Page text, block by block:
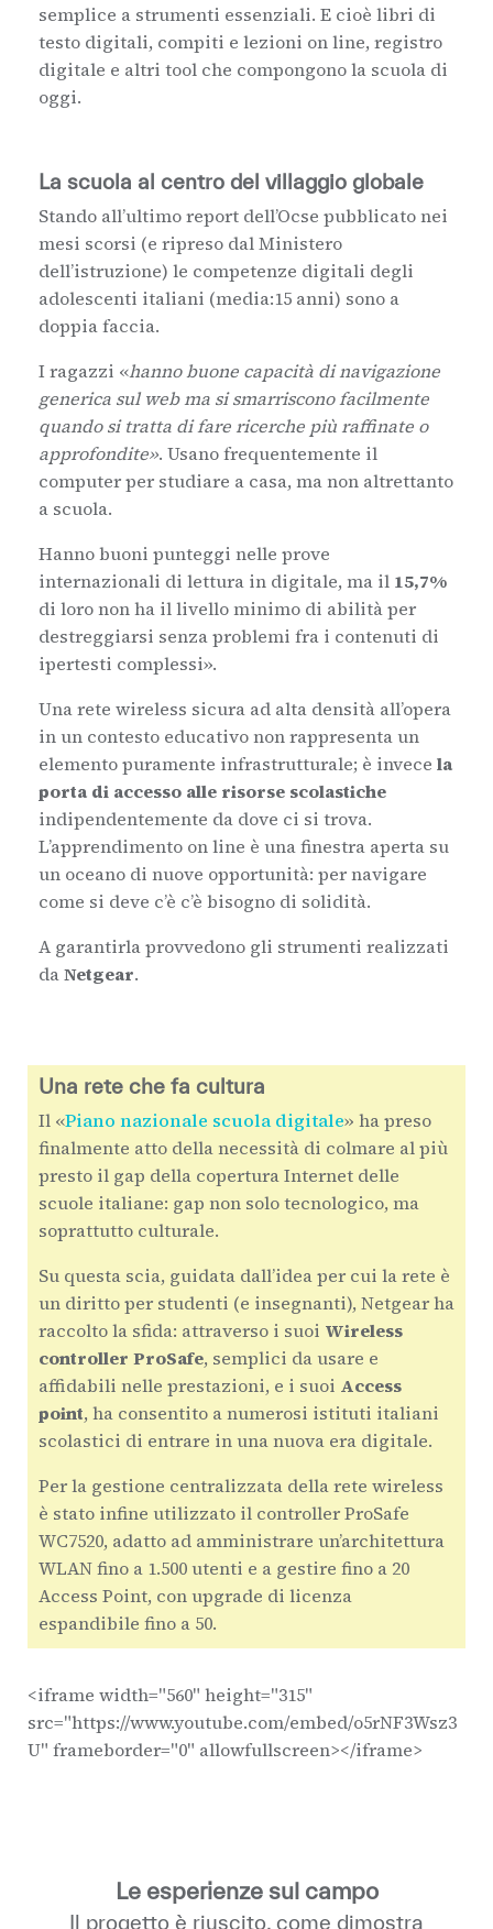
semplice a strumenti essenziali. E cioè libri di
testo digitali, compiti e lezioni on line, registro
digitale e altri tool che compongono la scuola di
oggi.
La scuola al centro del villaggio globale
Stando all’ultimo report dell’Ocse pubblicato nei
mesi scorsi (e ripreso dal Ministero
dell’istruzione) le competenze digitali degli
adolescenti italiani (media:15 anni) sono a
doppia faccia.
I ragazzi «hanno buone capacità di navigazione
generica sul web ma si smarriscono facilmente
quando si tratta di fare ricerche più raffinate o
approfondite». Usano frequentemente il
computer per studiare a casa, ma non altrettanto
a scuola.
Hanno buoni punteggi nelle prove
internazionali di lettura in digitale, ma il 15,7%
di loro non ha il livello minimo di abilità per
destreggiarsi senza problemi fra i contenuti di
ipertesti complessi».
Una rete wireless sicura ad alta densità all’opera
in un contesto educativo non rappresenta un
elemento puramente infrastrutturale; è invece la
porta di accesso alle risorse scolastiche
indipendentemente da dove ci si trova.
L’apprendimento on line è una finestra aperta su
un oceano di nuove opportunità: per navigare
come si deve c’è c’è bisogno di solidità.
A garantirla provvedono gli strumenti realizzati
daNetgear.
Una rete che fa cultura
Il «Piano nazionale scuola digitale» ha preso
finalmente atto della necessità di colmare al più
presto il gap della copertura Internet delle
scuole italiane: gap non solo tecnologico, ma
soprattutto culturale.
Su questa scia, guidata dall’idea per cui la rete è
un diritto per studenti (e insegnanti), Netgear ha
raccolto la sfida: attraverso i suoi Wireless
controller ProSafe, semplici da usare e
affidabili nelle prestazioni, e i suoi Access
point, ha consentito a numerosi istituti italiani
scolastici di entrare in una nuova era digitale.
Per la gestione centralizzata della rete wireless
è stato infine utilizzato il controller ProSafe
WC7520, adatto ad amministrare un’architettura
WLAN fino a 1.500 utenti e a gestire fino a 20
Access Point, con upgrade di licenza
espandibile fino a 50.
<iframe width="560" height="315"
src="https://www.youtube.com/embed/o5rNF3Wsz3
U" frameborder="0" allowfullscreen></iframe>
Le esperienze sul campo
Il progetto è riuscito, come dimostra